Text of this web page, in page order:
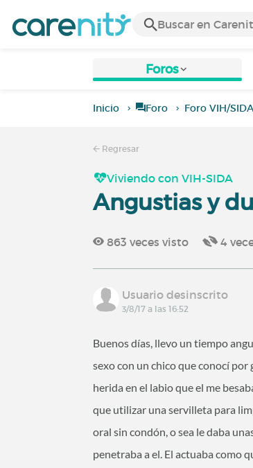
Foros
Inicio Foro Foro VIH/
Regresar
Viviendo con VIH-SIDA
Angustias y
863 veces visto 4
Usuario desinscrito
3/8/17 a las 16:52
Buenos días, llevo un tiempo
sexo con un chico que conocí
herida en el labio que el me
que utilizar una servilleta para
oral sin condón, o sea le daba
penetraba a el. El actuaba como